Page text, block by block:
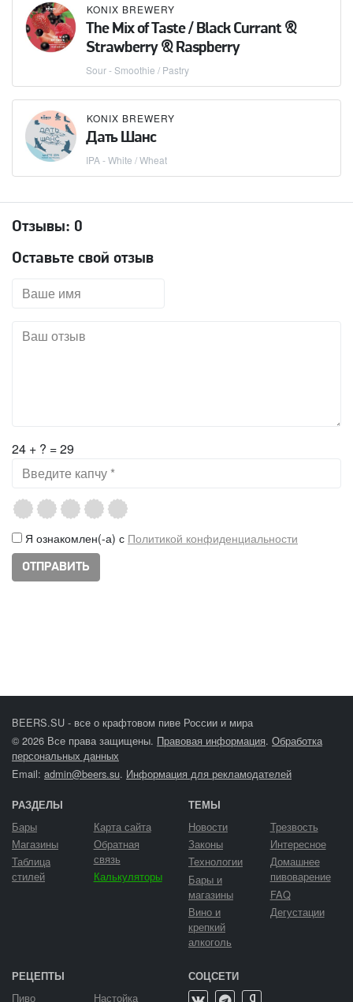
KONIX BREWERY
The Mix of Taste / Black Currant &
Strawberry & Raspberry
Sour - Smoothie / Pastry
KONIX BREWERY
Дать Шанс
IPA - White / Wheat
Отзывы: 0
Оставьте свой отзыв
24 + ? = 29
Я ознакомлен(-а) с Политикой конфиденциальности
BEERS.SU - все о крафтовом пиве России и мира
© 2026 Все права защищены. Правовая информация. Обработка
персональных данных
Email: admin@beers.su. Информация для рекламодателей
РАЗДЕЛЫ
Бары
Магазины
Таблица
стилей
Карта сайта
Обратная
связь
Калькуляторы
ТЕМЫ
Новости
Законы
Технологии
Бары и
магазины
Вино и
крепкий
алкоголь
Трезвость
Интересное
Домашнее
пивоварение
FAQ
Дегустации
РЕЦЕПТЫ
Пиво Настойка
СОЦСЕТИ